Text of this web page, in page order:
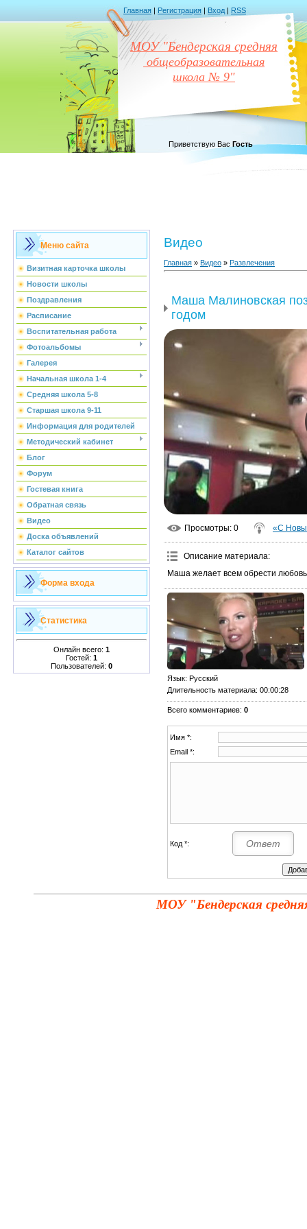
Главная | Регистрация | Вход | RSS
МОУ "Бендерская средняя
общеобразовательная
школа № 9"
Приветствую Вас Гость
Меню сайта
Визитная карточка школы
Новости школы
Поздравления
Расписание
Воспитательная работа
Фотоальбомы
Галерея
Начальная школа 1-4
Средняя школа 5-8
Старшая школа 9-11
Информация для родителей
Методический кабинет
Блог
Форум
Гостевая книга
Обратная связь
Видео
Доска объявлений
Каталог сайтов
Форма входа
Статистика
Онлайн всего: 1
Гостей: 1
Пользователей: 0
Видео
Главная » Видео » Развлечения
Маша Малиновская
годом
Просмотры: 0 «С
Описание материала:
Маша желает всем обрести любовь
Язык: Русский
Длительность материала: 00:00:28
Всего комментариев: 0
Имя *:
Email *:
Код *:
МОУ "Бендерская